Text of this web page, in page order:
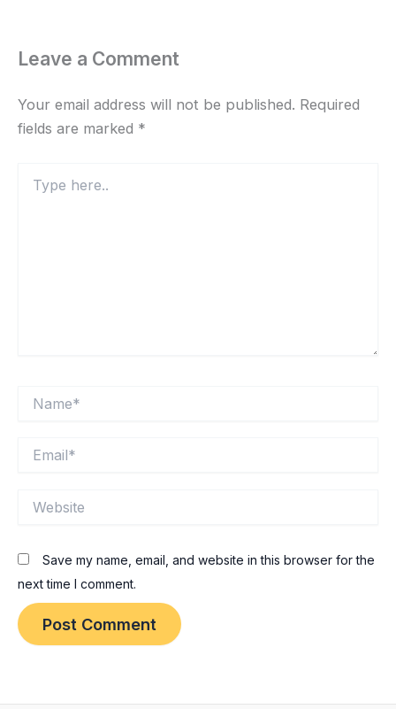
Leave a Comment
Your email address will not be published. Required
fields are marked *
here..
Save my name, email, and website in this browser for the
next time I comment.